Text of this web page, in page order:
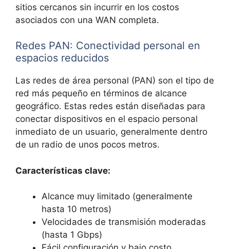
sitios cercanos sin incurrir en los costos
asociados con una WAN completa.
Redes PAN: Conectividad personal en
espacios reducidos
Las redes de área personal (PAN) son el tipo de
red más pequeño en términos de alcance
geográfico. Estas redes están diseñadas para
conectar dispositivos en el espacio personal
inmediato de un usuario, generalmente dentro
de un radio de unos pocos metros.
Características clave:
Alcance muy limitado (generalmente
hasta 10 metros)
Velocidades de transmisión moderadas
(hasta 1 Gbps)